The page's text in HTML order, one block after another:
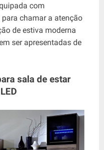
com
chamar a atenção
de estiva moderna
ser apresentadas de
sala de estar